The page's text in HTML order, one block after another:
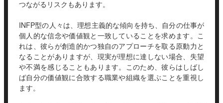
つながるリスクもあります。
INFP型の人々は、理想主義的な傾向を持ち、自分の仕事が
個人的な信念や価値観と一致していることを求めます。こ
れは、彼らが創造的かつ独自のアプローチを取る原動力と
なることがありますが、現実が理想に達しない場合、失望
や不満を感じることもあります。このため、彼らはしばし
ば自分の価値観に合致する職業や組織を選ぶことを重視し
ます。